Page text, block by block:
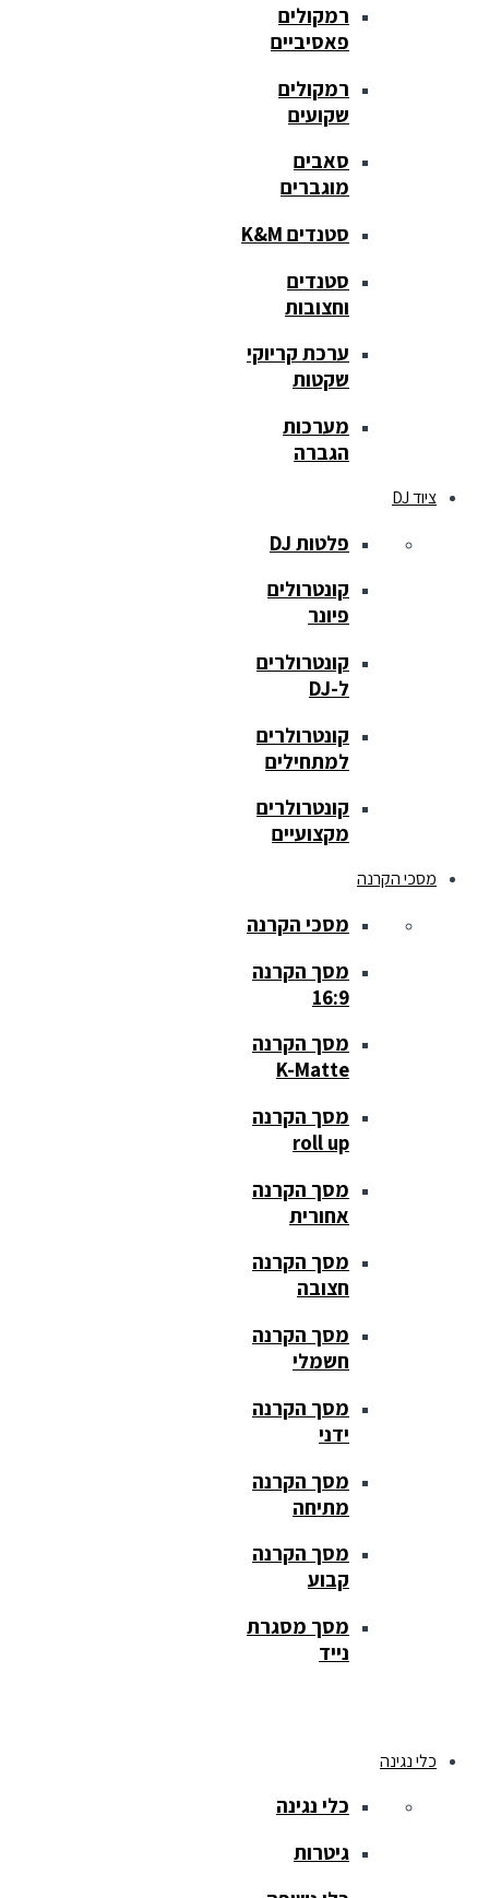
רמקולים
פאסיביים
רמקולים
שקועים
סאבים
מוגברים
סטנדים K&M
סטנדים
וחצובות
ערכת קריוקי
שקטות
מערכות
הגברה
ציוד DJ
פלטות DJ
קונטרולים
פיונר
קונטרולרים
ל-DJ
קונטרולרים
למתחילים
קונטרולרים
מקצועיים
מסכי הקרנה
מסכי הקרנה
מסך הקרנה
16:9
מסך הקרנה
K-Matte
מסך הקרנה
roll up
מסך הקרנה
אחורית
מסך הקרנה
חצובה
מסך הקרנה
חשמלי
מסך הקרנה
ידני
מסך הקרנה
מתיחה
מסך הקרנה
קבוע
מסך מסגרת
נייד
כלי נגינה
כלי נגינה
גיטרות